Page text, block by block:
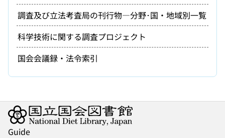
調査及び立法考査局の刊行物―分野･国・地域別一覧
科学技術に関する調査プロジェクト
国会会議録・法令索引
Guide